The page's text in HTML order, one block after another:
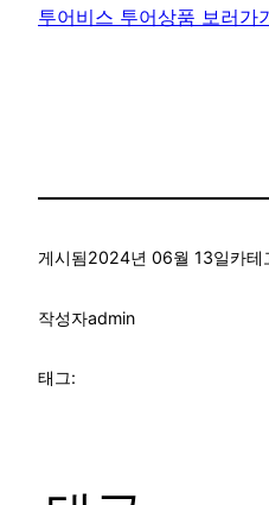
투어비스 투어상품 보러가
게시됨2024년 06월 13일카테
작성자admin
태그: